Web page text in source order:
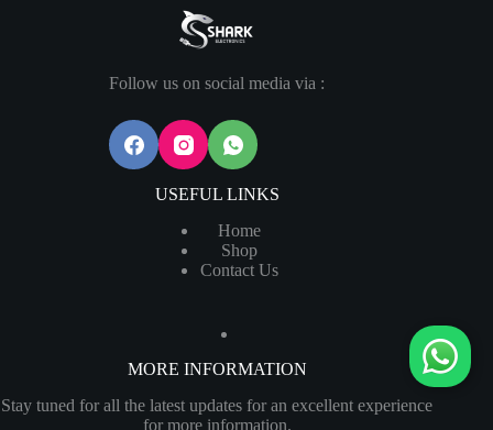
Follow us on social media via :
USEFUL LINKS
Home
Shop
Contact Us
MORE INFORMATION
Stay tuned for all the latest updates for an excellent experience
for more information.